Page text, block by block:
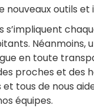
nouveaux outils
s’impliquent
Néanmoins,
en toute
proches et des
tous de nous
équipes.